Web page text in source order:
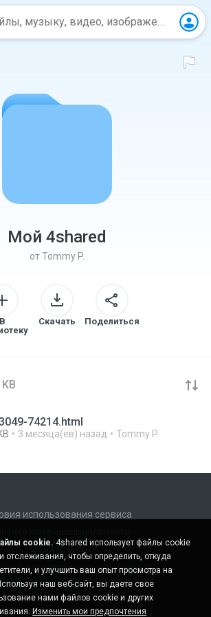
Мой 4shared
отTommy P.
В
Скачать Поделиться
74214.html
3 месяца(ев) назад Tommy P.
использования сервиса
Поддержка
мои персональные данные
мои персональные данные
cookie. 4shared использует файлы cookie
отслеживания, чтобы определить, откуда
и улучшить ваш опыт просмотра на
наш веб-сайт, вы даете свое
нами файлов cookie и других
Изменить мои предпочтения